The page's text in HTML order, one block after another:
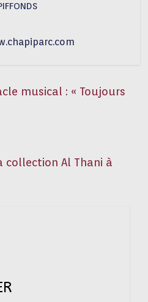
musical : « Toujours
collection Al Thani à